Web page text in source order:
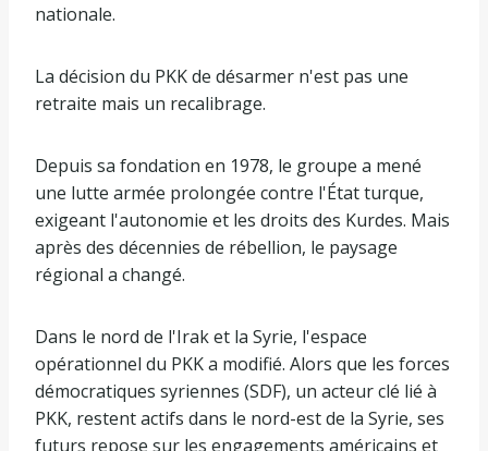
nationale.
La décision du PKK de désarmer n'est pas une
retraite mais un recalibrage.
Depuis sa fondation en 1978, le groupe a mené
une lutte armée prolongée contre l'État turque,
exigeant l'autonomie et les droits des Kurdes. Mais
après des décennies de rébellion, le paysage
régional a changé.
Dans le nord de l'Irak et la Syrie, l'espace
opérationnel du PKK a modifié. Alors que les forces
démocratiques syriennes (SDF), un acteur clé lié à
PKK, restent actifs dans le nord-est de la Syrie, ses
futurs repose sur les engagements américains et